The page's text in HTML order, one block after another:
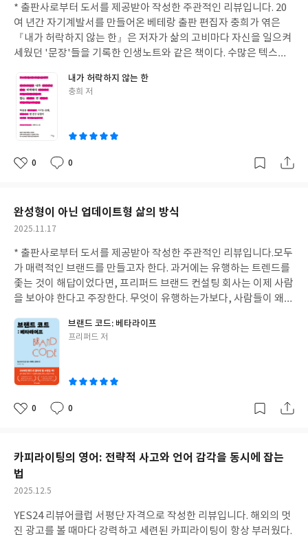
법칙을 구체적으로 제시한다. 저자는 좋은 디자인이 예술적 만족에
그치지 않고 '고객의 선택'을 이끌어낼 때 비로소 진정한 힘을 가진
다고 강조한다. 첫눈에 시선을 사로잡는 전략, 여백의 운용, 리듬감
등 실무에 즉각 적용 가능한 원칙들이 저자의 단단한 문장을 통해 논
에만 국한되지 않는다. 책을 읽는 내내 나 역시 파워포인트 제작과
같은 일상적인 문서 작업에서 어떻게 이 논리를 적용하고 나만의 기
준을 세울 것인지 깊이 성찰하게 된다. 이 책은 디자인에 대한 확신
이 흔들릴 때마다 돌아올 수 있는 마음의 이정표와 같다. 나만의 기
준과 스타일을 고수하면서도 고객에게 선택받는 '팔리는 디자인'을
고민하는 이들에게, 이 책은 보이지 않는 설계를 언어로 형상화하는
법을 가르쳐준다. 감각이라는 모호한 단어에 갇혀 있던 이들에게
일
* 출판사로부터 도서를 제공받아 작성한 주관적인 리뷰입니다. 20
여 년간 자기계발서를 만들어온 베테랑 출판 편집자 충희가 엮은
『내가 허락하지 않는 한』은 저자가 삶의 고비마다 자신을 일으켜
세웠던 '문장'들을 기록한 인생노트와 같은 책이다. 수많은 텍스트
장을 붙잡는 일'이었다는 점은, 문장이 가진 실질적인 힘을 다시금
깨닫게 한다. 책의 제목이자 핵심 철학은 엘리너 루스벨트의 명언에
서 시작된다. “당신의 동의 없이는, 누구도 당신에게 열등감을 느끼
게 할 수 없다.” 저자는 이 문장을 곱씹으며 깨닫는다. 내가 허락하지
않는 한 누구도 내 마음을 꺾을 수 없으며, 나의 가치를 결정하는 주
권은 오직 나에게만 있다는 사실을 말이다. 타인의 시선이나 환경에
묘미는 단순히 위인의 명언을 나열하는 데 그치지 않고, 저자의 깊
은 사유를 덧붙여 독자가 자신의 고민을 대입해 보게 만든다는 점이
다. 특히 '진정한 어른의 단단한 마음'에 대해 고민하던 찰나에 마주
한 루디야드 키플링의 조언이나, 금방 흥미를 잃어버리는 습관을 되
돌아보게 만든 윌리엄 오슬러의 “성공으로 가는 첫걸음은 그 일에
흥미를 갖는 것”이라는 문장은 마치 나를 위해 준비된 처방전처럼
다가온다. 누구나 인생에서 길을 잃거나 마음이 허물어지는 순간을
널을 지나왔는지 공감하게 하며, 흩어진 생각을 정리할 수 있게 돕
는다. 좋은 문장들이 세심하게 수집된 이 '인생 노트'를 읽다 보면,
어느덧 나만의 문장을 수집하고 싶은 마음이 생겨난다. 결국 삶이란
타인의 평가가 아닌, 내가 붙잡은 문장들이 모여 만들어지는 지도와
같다는 것을 이 책은 증명하고 있다.
내가 허락하지 않는 한
글
충희 저
좋
0
댓
0
작
완성형이 아닌 업데이트형 삶의 방식
작
일
2025.11.17
* 출판사로부터 도서를 제공받아 작성한 주관적인 리뷰입니다.모두
가 매력적인 브랜드를 만들고자 한다. 과거에는 유행하는 트렌드를
좇는 것이 해답이었다면, 프리퍼드 브랜드 컨설팅 회사는 이제 사람
을 보아야 한다고 주장한다. 무엇이 유행하는가보다, 사람들이 왜
심 키워드가 바로 '베타라이프(Beta Life)'이다. 베타라이프란, 삶
자체를 지속적인 테스트와 업데이트의 과정으로 받아들이는 생활
철학이다. 소프트웨어 개발의 '베타 버전'처럼, 베타라이프를 사는
사람들은 자신의 삶을 완성해야 할 프로젝트가 아닌 끊임없이 개선
해 나가는 과정으로 바라본다. 불확실한 시대를 사는 우리가 내 손
안의 통제로 의미와 성취를 찾아가는 방식인 것이다. 나라는 브랜드
통해 삶의 통제권을 확보해야 한다. 둘째, 그 기록을 다양한 플랫폼
을 이용하여 데이터로 확보함으로써 자신을 객관적으로 분석할 수
있다. 셋째,이러한 개인의 성장은 혼자만의 노력뿐 아니라, 주변과
의 느슨한 네트워킹을 통해서도 이루어지며, 넷째 실패를 솔직하게
표현하고 공유하는 과정을 통해서도 성장할 수 있다. 마지막으로,
자신의 정체성이 되는 공간을 확보하여 삶의 중심을 잡아야 한다. 결
브랜드 코드: 베타라이프
글
프리퍼드 저
좋
0
댓
0
작
카피라이팅의 영어: 전략적 사고와 언어 감각을 동시에 잡는
법
작
일
2025.12.5
YES24 리뷰어클럽 서평단 자격으로 작성한 리뷰입니다. 해외의 멋
진 광고를 볼 때마다 강력하고 세련된 카피라이팅이 항상 부러웠다.